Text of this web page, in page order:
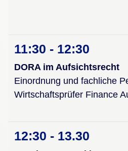
11:30 - 12:30
DORA im Aufsichtsrecht
Einordnung und fachliche
Wirtschaftsprüfer Finance
12:30 - 13.30